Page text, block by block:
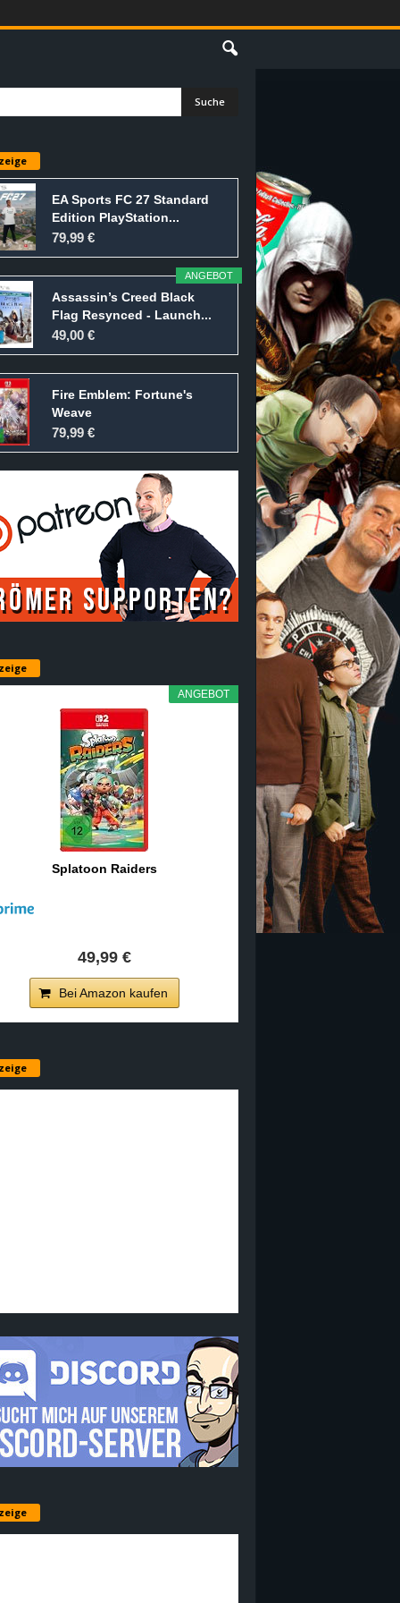
EA Sports FC 27 Standard
Edition PlayStation...
79,99 €
ANGEBOT
Assassin’s Creed Black
Flag Resynced - Launch...
49,00 €
Fire Emblem: Fortune's
Weave
79,99 €
ANGEBOT
Splatoon Raiders
49,99 €
Bei Amazon kaufen